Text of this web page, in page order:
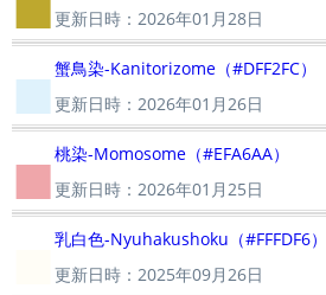
更新日時：2026年01月28日
■ 蟹鳥染-Kanitorizome（#DFF2FC）
更新日時：2026年01月26日
■桃染-Momosome（#EFA6AA）
更新日時：2026年01月25日
乳白色-Nyuhakushoku（#FFFDF6）
更新日時：2025年09月26日